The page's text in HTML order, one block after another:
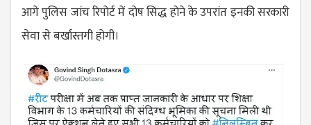
आगे पुलिस जांच रिपोर्ट में दोष सिद्ध होने के उपरांत इनकी सरकारी
सेवा से बर्खास्तगी होगी।